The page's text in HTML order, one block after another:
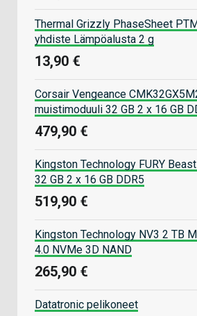
Thermal Grizzly PhaseSheet
yhdiste Lämpöalusta 2 g
13,90 €
Corsair Vengeance
muistimoduuli 32 GB 2 x 16 GB
479,90 €
Kingston Technology FURY
32 GB 2 x 16 GB DDR5
519,90 €
Kingston Technology NV3 2 TB
4.0 NVMe 3D NAND
265,90 €
Datatronic pelikoneet